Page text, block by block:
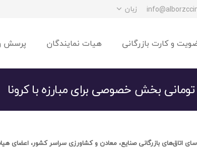
زبان
و کارت بازرگانی هیات نمایندگان پرسش
اتاق‌های بازرگانی صنایع، معادن و کشاورزی سراسر کشور، اعضای